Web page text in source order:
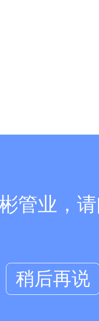
管业，
稍后再说
咨询